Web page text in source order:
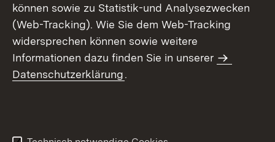
können sowie zu Statistik-und Analysezwecken
(Web-Tracking). Wie Sie dem Web-Tracking
widersprechen können sowie weitere
Informationen dazu finden Sie in unserer
Datenschutzerklärung.